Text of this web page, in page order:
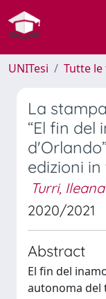
UNITesi Tutte le
La
“El fin del
edizioni
Turri,
2020/2021
Abstract
El fin del
autonoma del